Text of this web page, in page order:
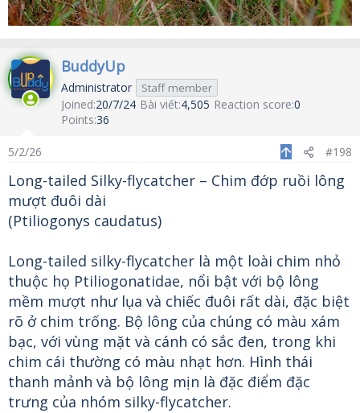
BuddyUp
Administrator Staff member
Joined 20/7/24 Bài viết 4,505 Reaction score 0
Points 36
5/2/26 #198
Long-tailed Silky-flycatcher – Chim đớp ruồi lông
mượt đuôi dài
(Ptiliogonys caudatus)
Long-tailed silky-flycatcher là một loài chim nhỏ
thuộc họ Ptiliogonatidae, nổi bật với bộ lông
mềm mượt như lụa và chiếc đuôi rất dài, đặc biệt
rõ ở chim trống. Bộ lông của chúng có màu xám
bạc, với vùng mặt và cánh có sắc đen, trong khi
chim cái thường có màu nhạt hơn. Hình thái
thanh mảnh và bộ lông mịn là đặc điểm đặc
trưng của nhóm silky-flycatcher.